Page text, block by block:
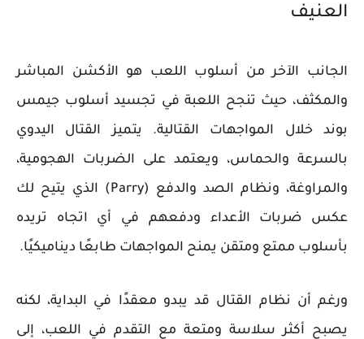
العنيف
الجانب الآخر من أسلوب اللعب هو الأكشن المباشر
والمكثف، حيث تنجح اللعبة في تجسيد أسلوب جيمس
بوند خلال المواجهات القتالية. يتميز القتال اليدوي
بالسرعة والحماس، ويعتمد على الضربات الهجومية،
والمراوغة، ونظام الصد والدفع (Parry) الذي يتيح لك
عكس ضربات الأعداء ودفعهم في أي اتجاه تريده
بأسلوب ممتع ومتقن يمنح المواجهات طابعًا ديناميكيًا.
ورغم أن نظام القتال قد يبدو معقدًا في البداية، لكنه
يصبح أكثر سلاسة ومتعة مع التقدم في اللعب، إلى